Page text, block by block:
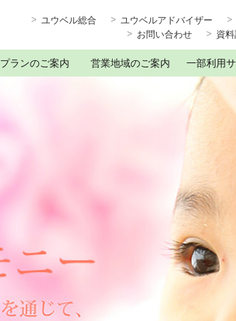
ユウベルアドバイザー
ユウベル総合
資
お問い合わせ
プランのご案内 営業地域のご案内 一部利用